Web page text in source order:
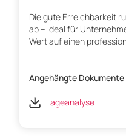
Die gute Erreichbarkeit
ab – ideal für
Wert auf einen
Angehängte Dokumente
Lageanalyse